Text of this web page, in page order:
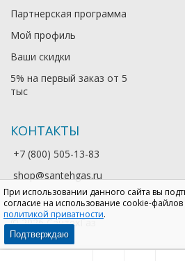
При использовании данного сайта вы
согласие на использование cookie-файлов
политикой приватности.
Подтверждаю
Партнерская программа
Мой профиль
Ваши скидки
5% на первый заказ от 5
тыс
КОНТАКТЫ
+7 (800) 505-13-83
shop@santehgas.ru
© 2026 СантехГаз